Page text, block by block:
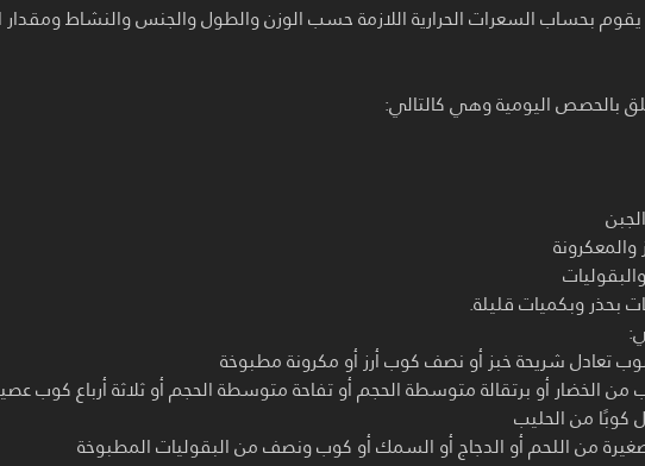
بحساب السعرات الحرارية اللازمة حسب الوزن والطول والجنس والنشاط ومقدار
بحذر وبكميات قليلة.
تعادل شريحة خبز أو نصف كوب أرز أو مكرونة مطبوخة
الخضار أو برتقالة متوسطة الحجم أو تفاحة متوسطة الحجم أو ثلاثة أرباع كوب
كوبًا من الحليب
من اللحم أو الدجاج أو السمك أو كوب ونصف من البقوليات المطبوخة